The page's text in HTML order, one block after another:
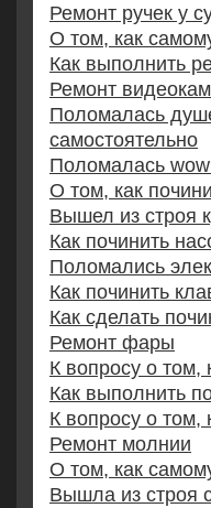
Ремонт ручек у
О том, как
Как выполнить
Ремонт
Поломалась
самостоятельно
Поломалась
О том, как
Вышел из строя
Как починить
Поломались
Как починить
Как сделать
Ремонт фары
К вопросу о том,
Как выполнить
К вопросу о том,
Ремонт молнии
О том, как
Вышла из строя